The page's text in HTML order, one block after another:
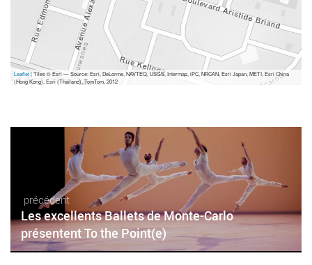
Leaflet| Tiles © Esri — Source: Esri, DeLorme, NAVTEQ, USGS, Intermap, iPC, NRCAN, Esri Japan, METI, Esri China
(Hong Kong), Esri (Thailand), TomTom, 2012
précédent
Les excellents Ballets de Monte-Carlo
présentent To the Point(e)